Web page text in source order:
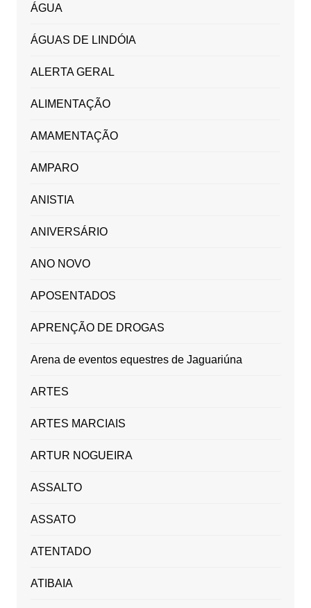
ÁGUA
ÁGUAS DE LINDÓIA
ALERTA GERAL
ALIMENTAÇÃO
AMAMENTAÇÃO
AMPARO
ANISTIA
ANIVERSÁRIO
ANO NOVO
APOSENTADOS
APRENÇÃO DE DROGAS
Arena de eventos equestres de Jaguariúna
ARTES
ARTES MARCIAIS
ARTUR NOGUEIRA
ASSALTO
ASSATO
ATENTADO
ATIBAIA